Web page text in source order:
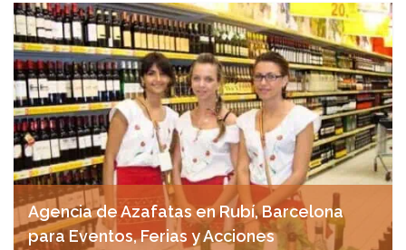
Agencia de Azafatas en Rubí, Barcelona
para Eventos, Ferias y Acciones